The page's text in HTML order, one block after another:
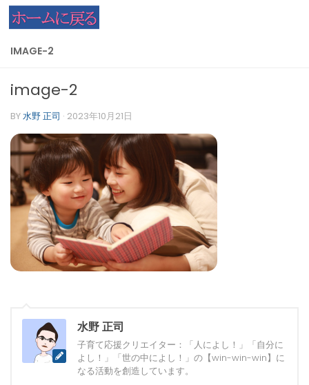
コンテンツへスキップ
IMAGE-2
image-2
BY水野 正司 · 2023年10月21日
水野 正司
子育て応援クリエイター：「人によし！」「自分に
よし！」「世の中によし！」の【win-win-win】に
なる活動を創造しています。